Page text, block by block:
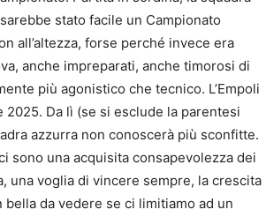
stato facile un Campionato
all’altezza, forse perché invece era
anche impreparati, anche timorosi di
più agonistico che tecnico. L’Empoli
2025. Da lì (se si esclude la parentesi
azzurra non conoscerà più sconfitte.
sono una acquisita consapevolezza dei
una voglia di vincere sempre, la crescita
da vedere se ci limitiamo ad un